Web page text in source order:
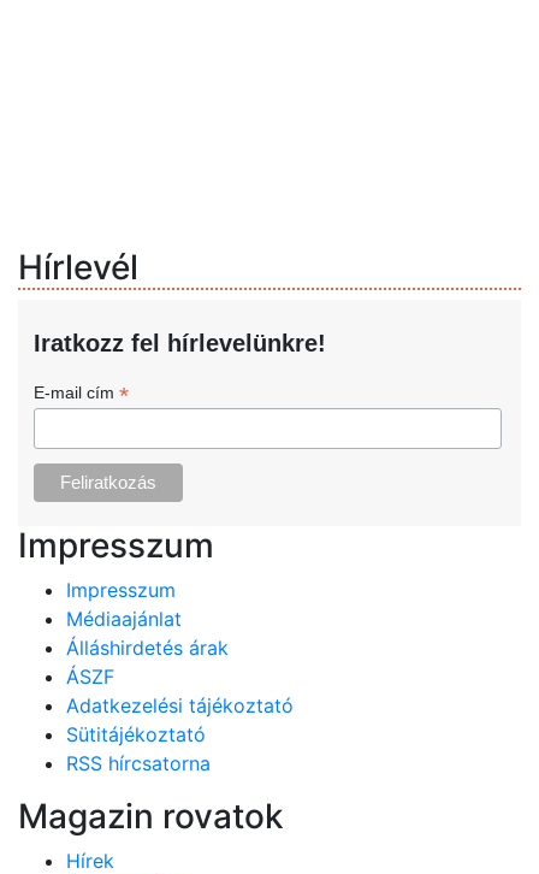
Hírlevél
Iratkozz fel hírlevelünkre!
E-mail cím *
Impresszum
Impresszum
Médiaajánlat
Álláshirdetés árak
ÁSZF
Adatkezelési tájékoztató
Sütitájékoztató
RSS hírcsatorna
Magazin rovatok
Hírek